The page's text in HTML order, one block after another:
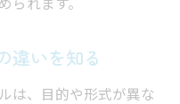
違いを知る
は、目的や形式が異な